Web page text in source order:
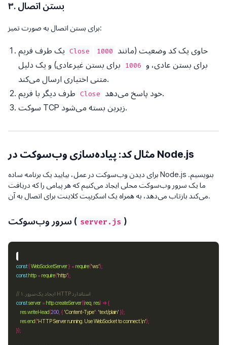
۳. بستن اتصال
برای بستن اتصال به صورت تمیز:
Close حاوی یک کد وضعیت (مانند 1000
برای بستن عادی، و 1006
برای بستن غیرعادی) و یک دلیل
متنی اختیاری ارسال می‌کند.
Close
خود پاسخ می‌دهد.
سوکت TCP زیرین بسته می‌شود.
مثال کد: پیاده‌سازی وب‌سوکت در Node.js
برای دیدن وب‌سوکت در عمل، بیایید یک برنامه ساده Node.js بنویسیم.
ما یک سرور وب‌سوکت محلی ایجاد می‌کنیم که هر پیامی را که دریافت
می‌کند بازتاب می‌دهد، به همراه یک اسکریپت کلاینت برای اتصال به آن.
سرور وب‌سوکت ( server.js )
const { WebSocketServer } =require('ws'
consthttp =require('http'
constserver =httpcreateServer((req res
reswriteHead(200 , { 'Content-Type': 'text/plain'
resend('HTTP Server running. Use WebSocket to connect.\n'